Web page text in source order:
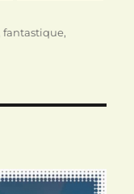
fantastique,